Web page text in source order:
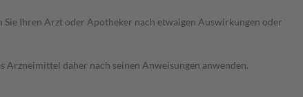
Ihren Arzt oder Apotheker nach etwaigen Auswirkungen oder
Arzneimittel daher nach seinen Anweisungen anwenden.